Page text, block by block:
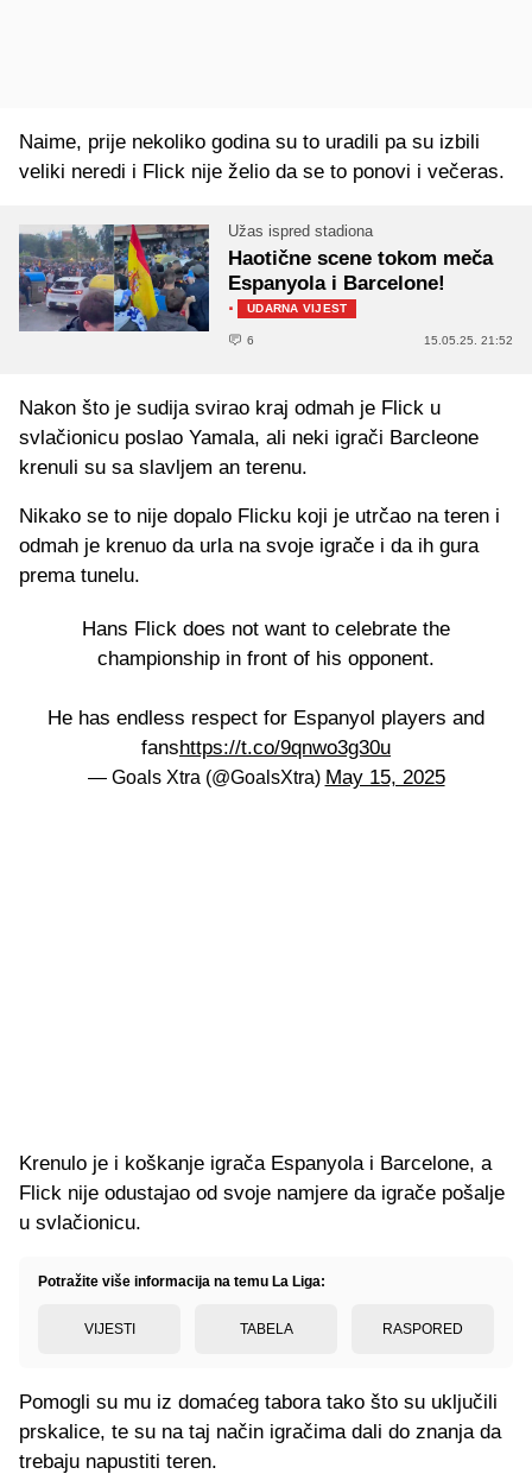
Naime, prije nekoliko godina su to uradili pa su izbili
veliki neredi i Flick nije želio da se to ponovi i večeras.
Užas ispred stadiona
Haotične scene tokom meča
Espanyola i Barcelone!
· UDARNA VIJEST
6 15.05.25. 21:52
Nakon što je sudija svirao kraj odmah je Flick u
svlačionicu poslao Yamala, ali neki igrači Barcleone
krenuli su sa slavljem an terenu.
Nikako se to nije dopalo Flicku koji je utrčao na teren i
odmah je krenuo da urla na svoje igrače i da ih gura
prema tunelu.
Hans Flick does not want to celebrate the
championship in front of his opponent.
He has endless respect for Espanyol players and
fanshttps://t.co/9qnwo3g30u
— Goals Xtra (@GoalsXtra) May 15, 2025
Krenulo je i koškanje igrača Espanyola i Barcelone, a
Flick nije odustajao od svoje namjere da igrače pošalje
u svlačionicu.
Potražite više informacija na temu La Liga:
VIJESTI TABELA RASPORED
Pomogli su mu iz domaćeg tabora tako što su uključili
prskalice, te su na taj način igračima dali do znanja da
trebaju napustiti teren.